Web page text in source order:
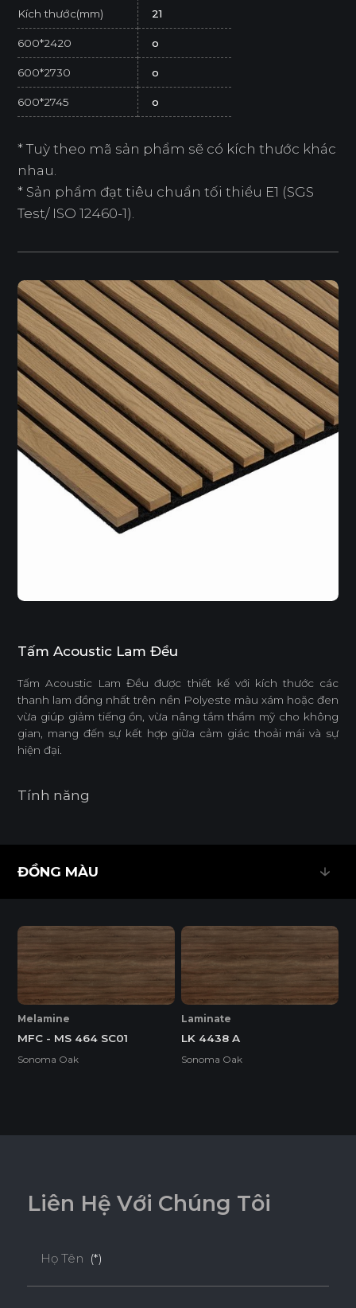
Kích thước(mm) 21
600*2420 o
600*2730 o
600*2745 o
* Tuỳ theo mã sản phẩm sẽ có kích thước khác
nhau.
* Sản phẩm đạt tiêu chuẩn tối thiểu E1 (SGS
Test/ ISO 12460-1).
Tấm Acoustic Lam Đều
Tấm Acoustic Lam Đều được thiết kế với kích thước các
thanh lam đồng nhất trên nền Polyeste màu xám hoặc đen
vừa giúp giảm tiếng ồn, vừa nâng tầm thẩm mỹ cho không
gian, mang đến sự kết hợp giữa cảm giác thoải mái và sự
hiện đại.
Tính năng
THÂN THIỆN MÔI TRƯỜNG
Tiêu chuẩn
600*2420
ĐỒNG MÀU
Melamine
MFC - MS 464 SC01
Sonoma Oak
Laminate
LK 4438 A
Sonoma Oak
Liên Hệ Với Chúng Tôi
Họ Tên (*)